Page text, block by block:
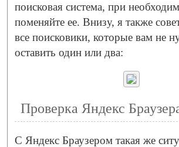
поисковая система, при
поменяйте ее. Внизу, я также
все поисковики, которые вам не
оставить один или два:
Проверка Яндекс
С Яндекс Браузером такая же